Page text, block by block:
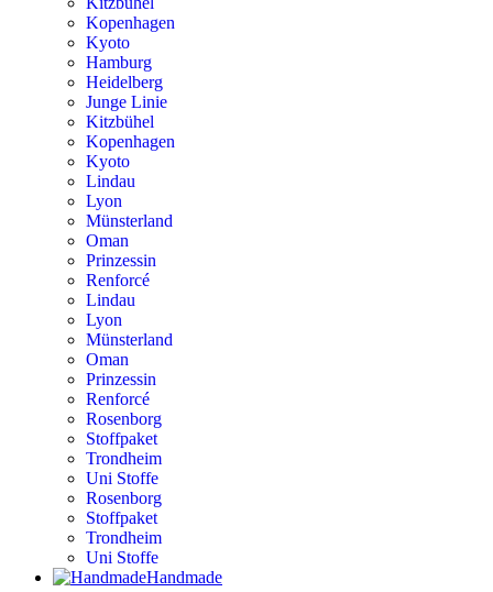
Kopenhagen
Kyoto
Hamburg
Heidelberg
Junge Linie
Kitzbühel
Kopenhagen
Kyoto
Lindau
Lyon
Münsterland
Oman
Prinzessin
Renforcé
Lindau
Lyon
Münsterland
Oman
Prinzessin
Renforcé
Rosenborg
Stoffpaket
Trondheim
Uni Stoffe
Rosenborg
Stoffpaket
Trondheim
Uni Stoffe
Handmade